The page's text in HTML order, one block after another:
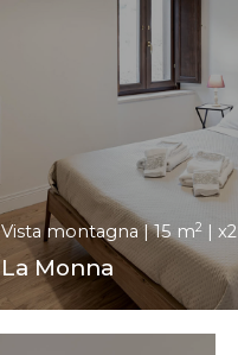
Vista montagna | 15 m2| x2
La Monna